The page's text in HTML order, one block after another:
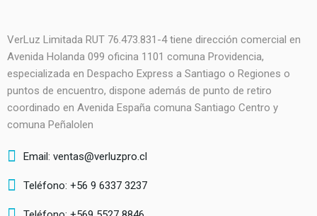
VerLuz Limitada RUT 76.473.831-4 tiene dirección comercial en
Avenida Holanda 099 oficina 1101 comuna Providencia,
especializada en Despacho Express a Santiago o Regiones o
puntos de encuentro, dispone además de punto de retiro
coordinado en Avenida España comuna Santiago Centro y
comuna Peñalolen
Email: ventas@verluzpro.cl
Teléfono: +56 9 6337 3237